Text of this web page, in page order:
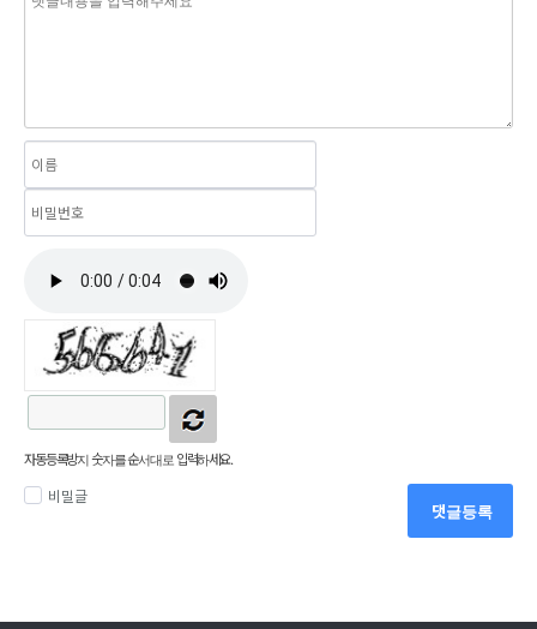
자동등록방지 숫자를 순서대로 입력하세요.
비밀글
댓글등록